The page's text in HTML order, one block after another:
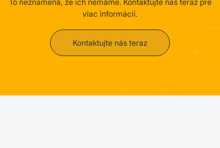
viac informácií.
Kontaktujte nás teraz